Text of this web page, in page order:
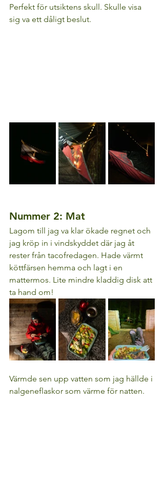
Perfekt för utsiktens skull. Skulle visa
sig va ett dåligt beslut.
Nummer 2: Mat
Lagom till jag va klar ökade regnet och
jag kröp in i vindskyddet där jag åt
rester från tacofredagen. Hade värmt
köttfärsen hemma och lagt i en
mattermos. Lite mindre kladdig disk att
ta hand om!
Värmde sen upp vatten som jag hällde i
nalgeneflaskor som värme för natten.